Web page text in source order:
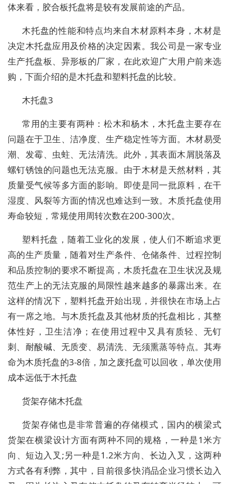
体来看，胶合板托盘将是较有发展前途的产品。
木托盘的性能和特点均来自木材原料本身，木材是
决定木托盘应用及价格的决定因素。我公司是一家专业
生产托盘板、异形板的厂家，在此欢迎广大用户前来选
购，下面介绍的是木托盘和塑料托盘的比较。
木托盘3
常用的主要有两种：松木和杨木，木托盘主要存在
问题在于卫生、洁净度、生产稳定性等方面。木材易受
潮、发霉、虫蛀、无法清洗。此外，其表面木屑脱落及
螺钉锈蚀的问题也无法克服。由于木材是天然材料，其
质量受气候等多方面的影响。即使是同一批原料，在干
湿度、风裂等方面的情况也难达到一致。木质托盘使用
寿命较短，常规使用周转次数在200-300次。
塑料托盘，随着工业化的发展，使人们不断追求更
高的生产质量，随着对生产条件、仓储条件、过程控制
和品质控制的要求不断提高，木质托盘在卫生状况及规
范生产上的无法克服的局限性越来越多的暴露出来。在
这样的情况下，塑料托盘开始出现，并很快在市场上占
有一席之地。与木质托盘及其他材质的托盘相比，其整
体性好，卫生洁净；在使用过程中又具有质轻、无钉
刺、耐酸碱、无质变、易清洗、无须熏蒸等特点。其寿
命为木质托盘的3-8倍，加之废托盘可以回收，单次使用
成本远低于木托盘
货架存储木托盘
货架存储也是非常普遍的存储模式，国内的横梁式
货架在横梁设计方面有两种不同的规格，一种是1米方
向、短边入叉;另一种是1.2米方向、长边入叉，这两种
方式各有利弊，其中，目前很多快消品企业习惯长边入